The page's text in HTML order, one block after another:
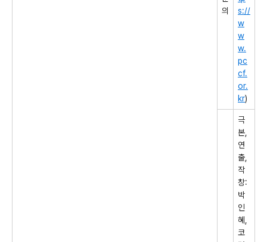
의
s://
w
w
w.
pc
cf.
or.
kr)
극
본
연
출
작
창:
박
인
혜
코